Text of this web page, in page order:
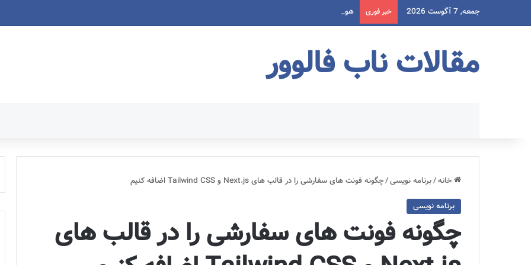
جمعه, 7 آگوست 2026 خبر فوری هوش مصنوعی در تجارت الکترونیک: راهنمای کسب و کارهای کوچک تجارت الکترونیک
مقالات ناب فالوور
خانه/برنامه نویسی/چگونه فونت های سفارشی را در قالب های Next.js و Tailwind CSS اضافه کنیم
برنامه نویسی
چگونه فونت های سفارشی را در قالب های